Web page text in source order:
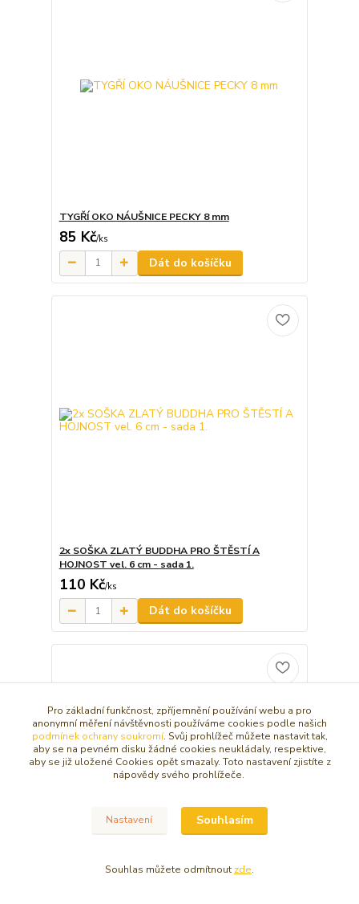
TYGŘÍ OKO NÁUŠNICE PECKY 8 mm
85 Kč/ks
Dát do košíčku
2x SOŠKA ZLATÝ BUDDHA PRO ŠTĚSTÍ A
HOJNOST vel. 6 cm - sada 1.
110 Kč/ks
Dát do košíčku
Pro základní funkčnost, zpříjemnění používání webu a pro
anonymní měření návštěvnosti používáme cookies podle našich
podmínek ochrany soukromí. Svůj prohlížeč můžete nastavit tak,
aby se na pevném disku žádné cookies neukládaly, respektive,
aby se již uložené Cookies opět smazaly. Toto nastavení zjistíte z
nápovědy svého prohlížeče.
Nastavení Souhlasím
Souhlas můžete odmítnout zde.